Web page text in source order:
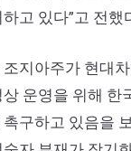
고 있다”고 전했
지아주가 현대차
운영을 위해 한
구하고 있음을